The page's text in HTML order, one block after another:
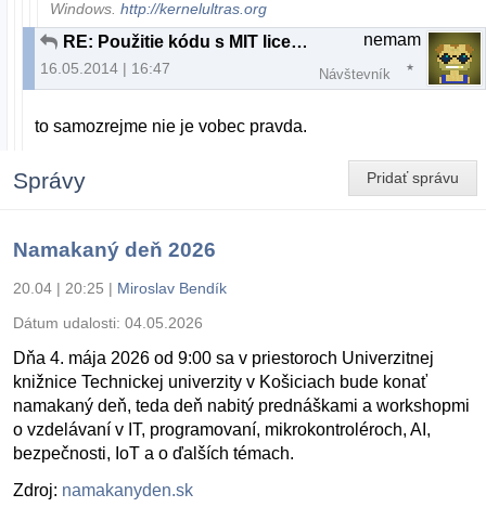
Windows.http://kernelultras.org
RE: Použitie kódu s MIT licenciou v kóde GNU/GPLv3
16.05.2014 | 16:47
nemam
Návštevník
to samozrejme nie je vobec pravda.
Pridať správu
Správy
Namakaný deň 2026
20.04 | 20:25 | Miroslav Bendík
Dátum udalosti: 04.05.2026
Dňa 4. mája 2026 od 9:00 sa v priestoroch Univerzitnej
knižnice Technickej univerzity v Košiciach bude konať
namakaný deň, teda deň nabitý prednáškami a workshopmi
o vzdelávaní v IT, programovaní, mikrokontroléroch, AI,
bezpečnosti, IoT a o ďalších témach.
Zdroj: namakanyden.sk